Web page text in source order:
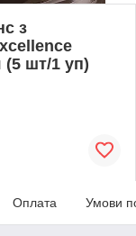
з
(5 шт/1 уп)
Оплата Умови